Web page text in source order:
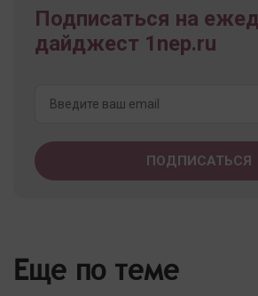
Подписаться на
дайджест 1nep.ru
Еще по теме